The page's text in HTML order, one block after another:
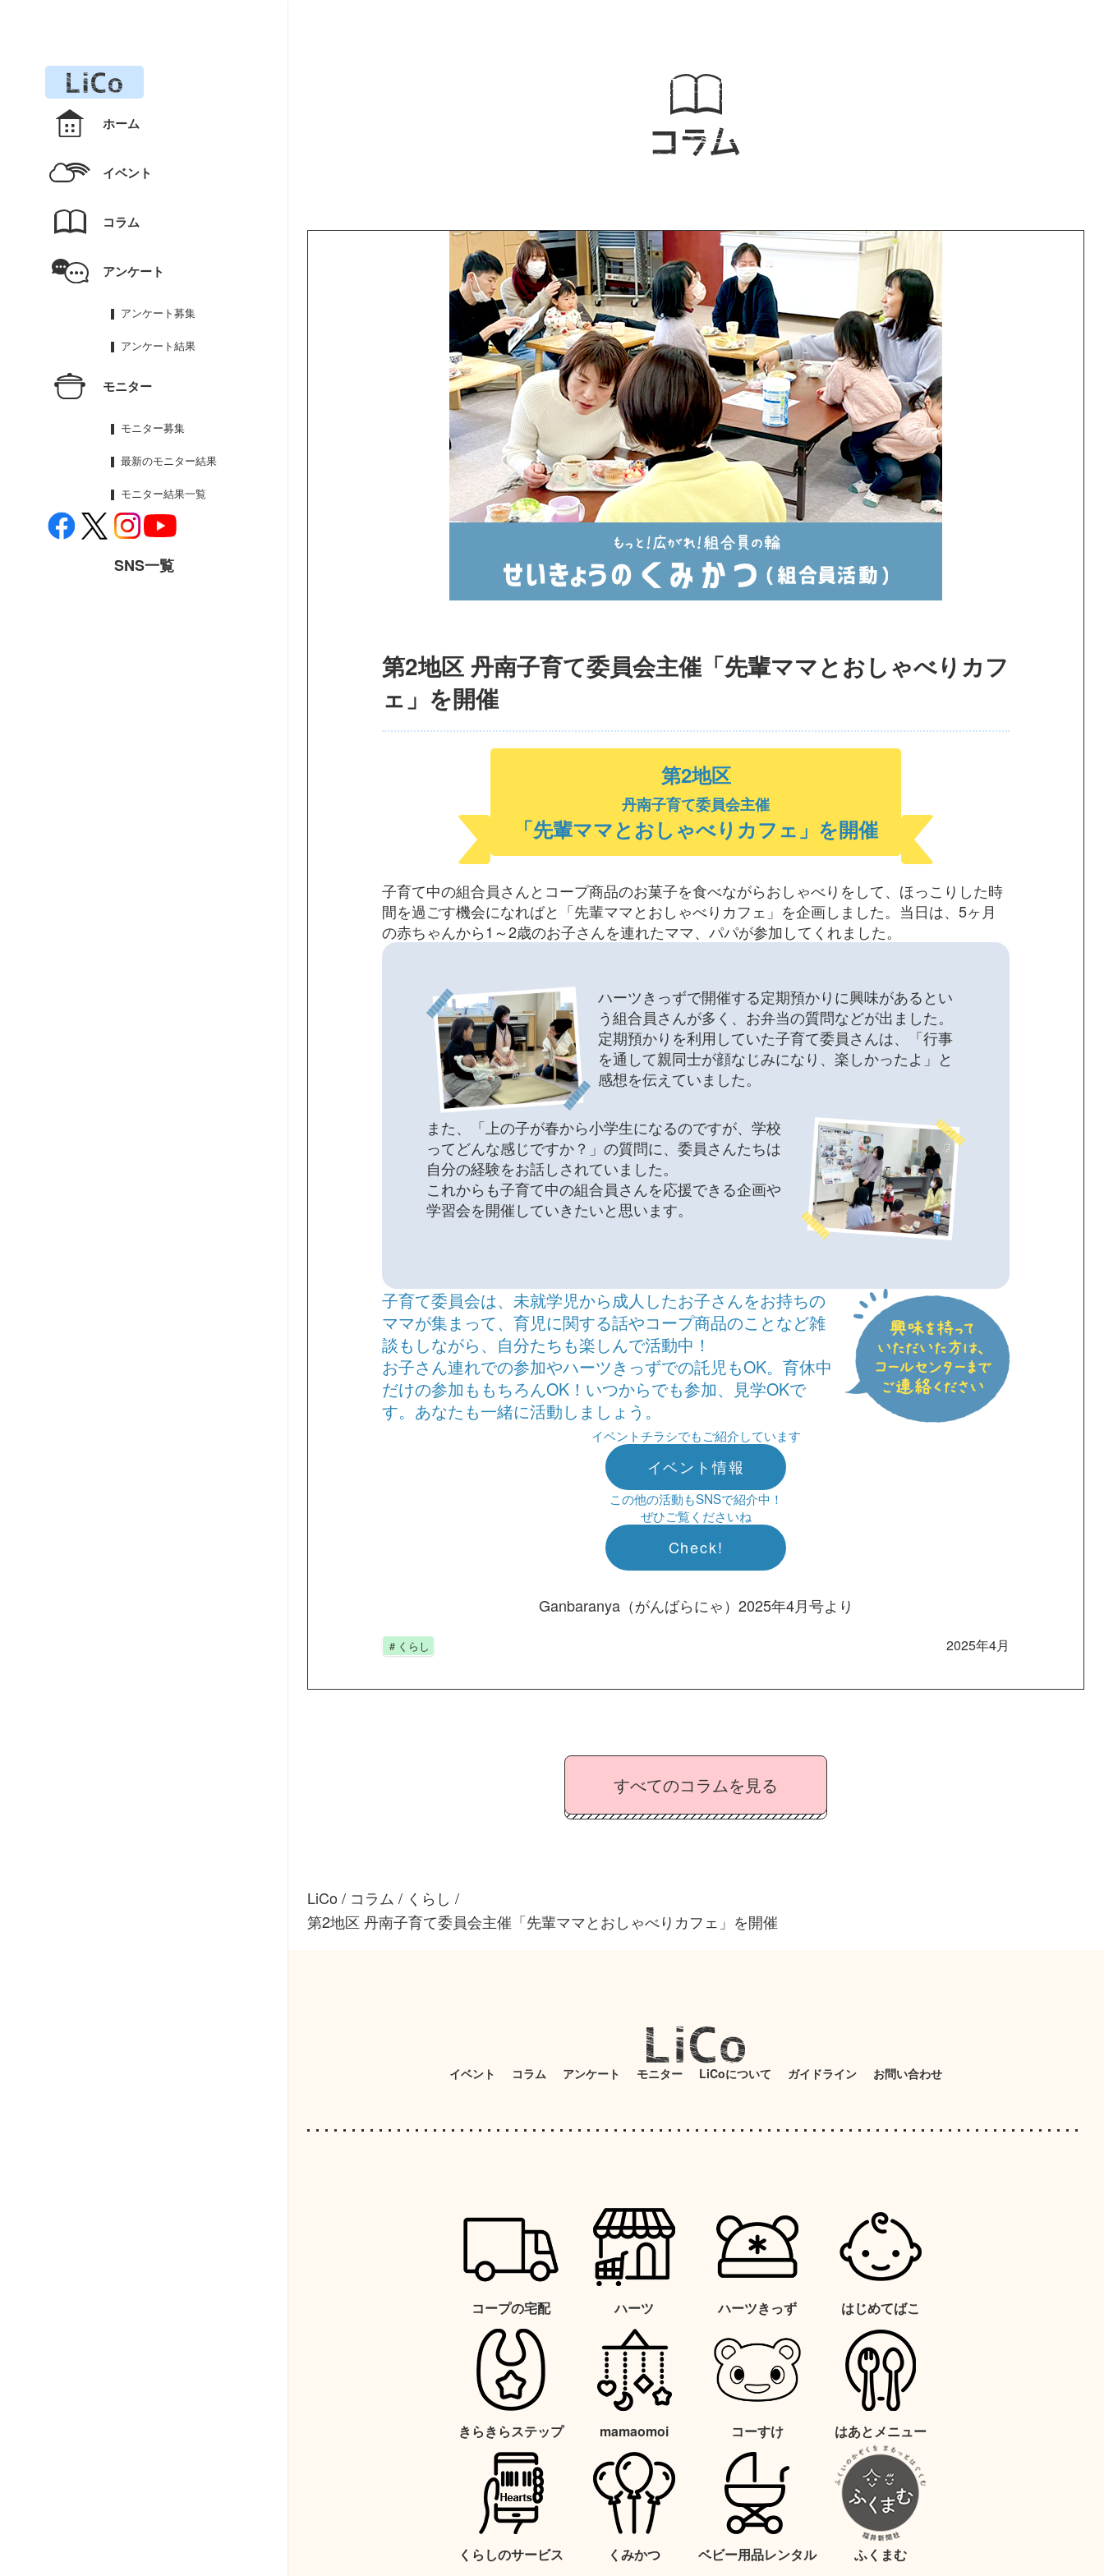
ホーム
イベント
コラム
アンケート
アンケート募集
アンケート結果
モニター
モニター募集
最新のモニター結果
モニター結果一覧
SNS一覧
第2地区 丹南子育て委員会主催「先輩ママとおしゃべりカフ
ェ」を開催
第2地区
丹南子育て委員会主催
「先輩ママとおしゃべりカフェ」 を開催
子育て中の組合員さんとコープ商品のお菓子を食べながらおしゃべりをして、ほっこりした時
間を過ごす機会になればと「先輩ママとおしゃべりカフェ」を企画しました。当日は、5ヶ月
の赤ちゃんから1～2歳のお子さんを連れたママ、パパが参加してくれました。
ハーツきっずで開催する定期預かりに興味があるとい
う組合員さんが多く、お弁当の質問などが出ました。
定期預かりを利用していた子育て委員さんは、「行事
を通して親同士が顔なじみになり、楽しかったよ」と
感想を伝えていました。
また、「上の子が春から小学生になるのですが、学校
ってどんな感じですか？」の質問に、委員さんたちは
自分の経験をお話しされていました。
これからも子育て中の組合員さんを応援できる企画や
学習会を開催していきたいと思います。
子育て委員会は、未就学児から成人したお子さんをお持ちの
ママが集まって、育児に関する話やコープ商品のことなど雑
談もしながら、自分たちも楽しんで活動中！
お子さん連れでの参加やハーツきっずでの託児もOK。育休中
だけの参加ももちろんOK！いつからでも参加、見学OKで
す。あなたも一緒に活動しましょう。
イベントチラシでもご紹介しています
イベント情報
この他の活動もSNSで紹介中！
ぜひご覧くださいね
Check!
Ganbaranya（がんばらにゃ） 2025年4月号より
＃くらし 2025年4月
すべてのコラムを見る
LiCo / コラム / くらし /
第2地区 丹南子育て委員会主催「先輩ママとおしゃべりカフェ」を開催
イベント コラム アンケート モニター LiCoについて ガイドライン お問い合わせ
コープの宅配 ハーツ ハーツきっず はじめてばこ
きらきらステップ mamaomoi コーすけ はあとメニュー
くらしのサービス くみかつ ベビー用品レンタル ふくまむ